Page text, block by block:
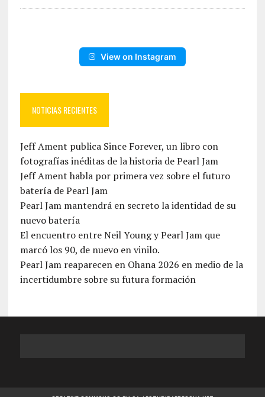
View on Instagram
NOTICIAS RECIENTES
Jeff Ament publica Since Forever, un libro con
fotografías inéditas de la historia de Pearl Jam
Jeff Ament habla por primera vez sobre el futuro
batería de Pearl Jam
Pearl Jam mantendrá en secreto la identidad de su
nuevo batería
El encuentro entre Neil Young y Pearl Jam que
marcó los 90, de nuevo en vinilo.
Pearl Jam reaparecen en Ohana 2026 en medio de la
incertidumbre sobre su futura formación